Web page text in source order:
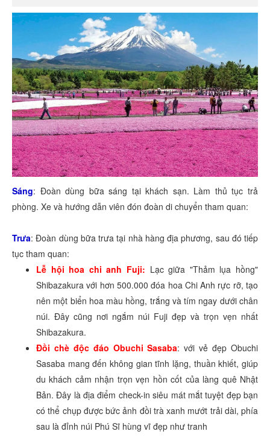
Sáng: Đoàn dùng bữa sáng tại khách sạn. Làm thủ tục trả
phòng. Xe và hướng dẫn viên đón đoàn di chuyển tham quan:
Trưa: Đoàn dùng bữa trưa tại nhà hàng địa phương, sau đó tiếp
tục tham quan:
Lễ hội hoa chi anh Fuji: Lạc giữa "Thảm lụa hồng"
Shibazakura với hơn 500.000 đóa hoa Chi Anh rực rỡ, tạo
nên một biển hoa màu hồng, trắng và tím ngay dưới chân
núi. Đây cũng nơi ngắm núi Fuji đẹp và trọn vẹn nhất
Shibazakura.
Đồi chè độc đáo Obuchi Sasaba: với vẻ đẹp Obuchi
Sasaba mang đến không gian tĩnh lặng, thuần khiết, giúp
du khách cảm nhận trọn vẹn hồn cốt của làng quê Nhật
Bản. Đây là địa điểm check-in siêu mát mắt tuyệt đẹp bạn
có thể chụp được bức ảnh đồi trà xanh mướt trải dài, phía
sau là đỉnh núi Phú Sĩ hùng vĩ đẹp như tranh